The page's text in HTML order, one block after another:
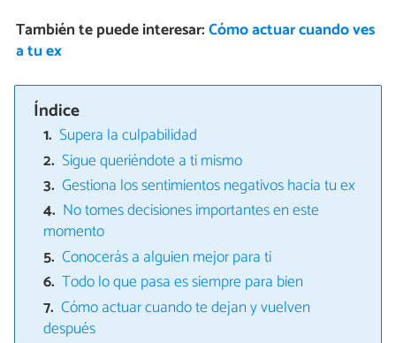
También te puede interesar:Cómo actuar cuando ves
a tu ex
Índice
Supera la culpabilidad
Sigue queriéndote a ti mismo
Gestiona los sentimientos negativos hacia tu ex
No tomes decisiones importantes en este
momento
Conocerás a alguien mejor para ti
Todo lo que pasa es siempre para bien
Cómo actuar cuando te dejan y vuelven
después